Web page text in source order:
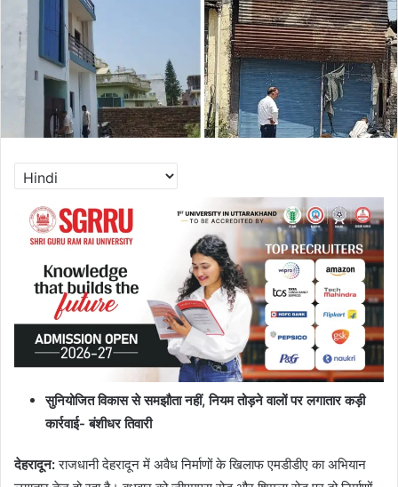
सुनियोजित विकास से समझौता नहीं, नियम तोड़ने वालों पर लगातार कड़ी
कार्रवाई- बंशीधर तिवारी
देहरादून:राजधानी देहरादून में अवैध निर्माणों के खिलाफ एमडीडीए का अभियान